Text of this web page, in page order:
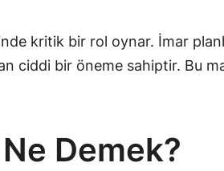
kritik bir rol oynar. İmar
ciddi bir öneme sahiptir. Bu
Demek?